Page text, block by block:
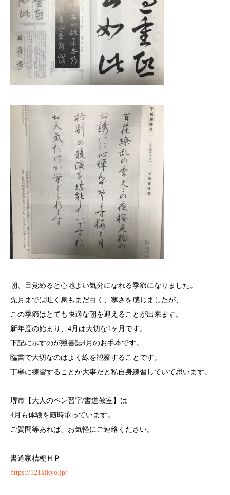
朝、目覚めると心地よい気分になれる季節になりました。
先月までは吐く息もまだ白く、寒さを感じましたが、
この季節はとても快適な朝を迎えることが出来ます。
新年度の始まり、4月は大切な1ヶ月です。
下記に示すのが競書誌4月のお手本です。
臨書で大切なのはよく線を観察することです。
丁寧に練習することが大事だと私自身練習していて思います。
堺市【大人のペン習字/書道教室】は
4月も体験を随時承っています。
ご質問等あれば、お気軽にご連絡ください。
書道家桔梗ＨＰ
https://121kikyo.jp/